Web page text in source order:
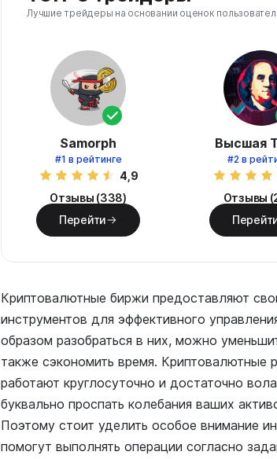
Лучшие трейдеры на основании оценок
Samorph
#1 в рейтинге
4,9
Отзывы (338)
Перейти
Высшая
#2 в
Отзывы
Криптовалютные биржи предоставляют
инструментов для эффективного
образом разобраться в них, можно
также сэкономить время. Криптовалютные
работают круглосуточно и достаточно
буквально проспать колебания ваших
Поэтому стоит уделить особое внимание
помогут выполнять операции согласно